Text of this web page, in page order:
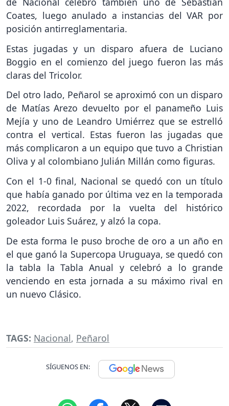
Coates, luego anulado a instancias del VAR por
posición antirreglamentaria.
Estas jugadas y un disparo afuera de Luciano
Boggio en el comienzo del juego fueron las más
claras del Tricolor.
Del otro lado, Peñarol se aproximó con un disparo
de Matías Arezo devuelto por el panameño Luis
Mejía y uno de Leandro Umiérrez que se estrelló
contra el vertical. Estas fueron las jugadas que
más complicaron a un equipo que tuvo a Christian
Oliva y al colombiano Julián Millán como figuras.
Con el 1-0 final, Nacional se quedó con un título
que había ganado por última vez en la temporada
2022, recordada por la vuelta del histórico
goleador Luis Suárez, y alzó la copa.
De esta forma le puso broche de oro a un año en
el que ganó la Supercopa Uruguaya, se quedó con
la tabla la Tabla Anual y celebró a lo grande
venciendo en esta jornada a su máximo rival en
un nuevo Clásico.
TAGS: Nacional, Peñarol
SÍGUENOS EN: